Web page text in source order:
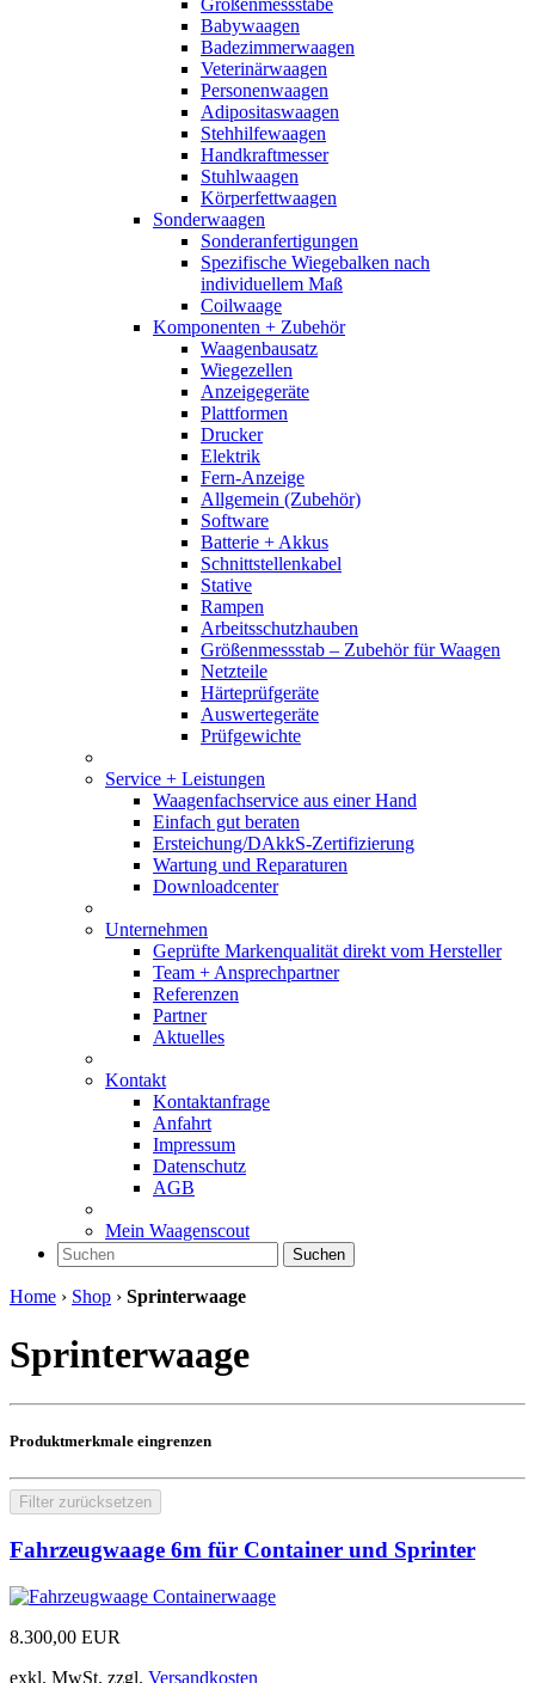
Größenmessstäbe
Babywaagen
Badezimmerwaagen
Veterinärwaagen
Personenwaagen
Adipositaswaagen
Stehhilfewaagen
Handkraftmesser
Stuhlwaagen
Körperfettwaagen
Sonderwaagen
Sonderanfertigungen
Spezifische Wiegebalken nach
individuellem Maß
Coilwaage
Komponenten + Zubehör
Waagenbausatz
Wiegezellen
Anzeigegeräte
Plattformen
Drucker
Elektrik
Fern-Anzeige
Allgemein (Zubehör)
Software
Batterie + Akkus
Schnittstellenkabel
Stative
Rampen
Arbeitsschutzhauben
Größenmessstab – Zubehör für Waagen
Netzteile
Härteprüfgeräte
Auswertegeräte
Prüfgewichte
Service + Leistungen
Waagenfachservice aus einer Hand
Einfach gut beraten
Ersteichung/DAkkS-Zertifizierung
Wartung und Reparaturen
Downloadcenter
Unternehmen
Geprüfte Markenqualität direkt vom Hersteller
Team + Ansprechpartner
Referenzen
Partner
Aktuelles
Kontakt
Kontaktanfrage
Anfahrt
Impressum
Datenschutz
AGB
Mein Waagenscout
Suchen
Home › Shop › Sprinterwaage
Sprinterwaage
Produktmerkmale eingrenzen
Filter zurücksetzen
Fahrzeugwaage 6m für Container und Sprinter
8.300,00 EUR
exkl. MwSt. zzgl. Versandkosten